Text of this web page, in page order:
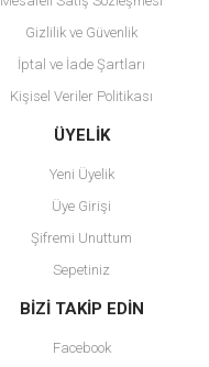
Gönder
Gizlilik ve Güvenlik
İptal ve İade Şartları
Kişisel Veriler Politikası
ÜYELİK
Yeni Üyelik
Üye Girişi
Şifremi Unuttum
Sepetiniz
BİZİ TAKİP EDİN
Facebook